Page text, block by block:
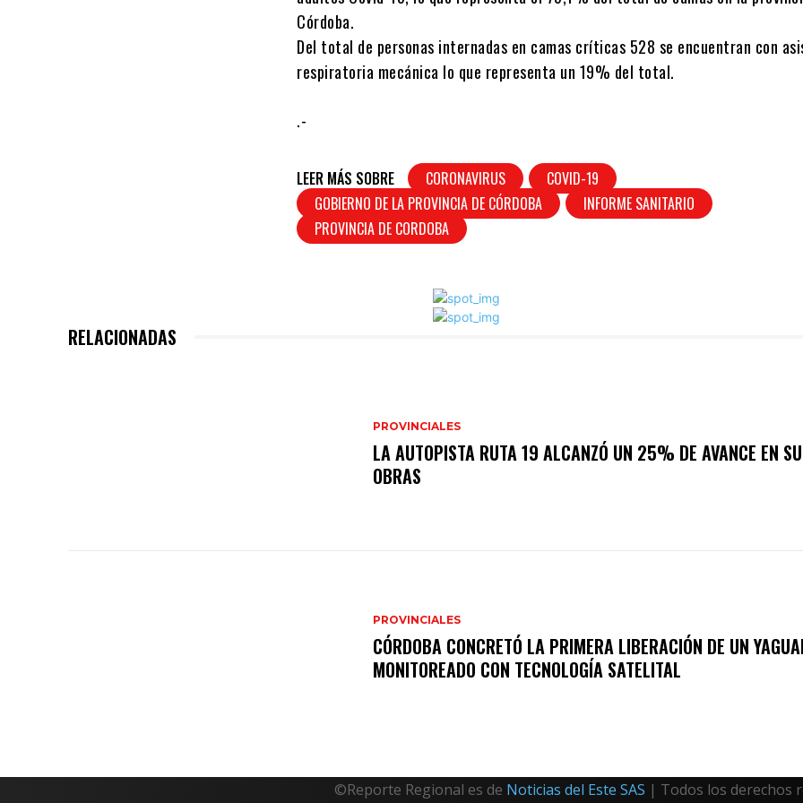
Córdoba.
Del total de personas internadas en camas críticas 528 se encuentran con
respiratoria mecánica lo que representa un 19% del total.
.-
LEER MÁS SOBRE CORONAVIRUS
COVID-19
GOBIERNO DE LA PROVINCIA DE CÓRDOBA
INFORME SANITARIO
PROVINCIA DE CORDOBA
RELACIONADAS
PROVINCIALES
LA AUTOPISTA RUTA 19 ALCANZÓ UN 25% DE AVANCE EN
OBRAS
PROVINCIALES
CÓRDOBA CONCRETÓ LA PRIMERA LIBERACIÓN DE UN
MONITOREADO CON TECNOLOGÍA SATELITAL
©Reporte Regional es de Noticias del Este SAS | Todos los derechos